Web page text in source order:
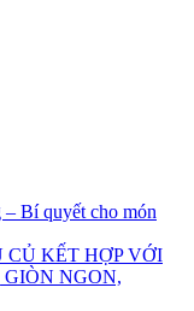
Bí quyết cho món
KẾT HỢP VỚI
NGON,